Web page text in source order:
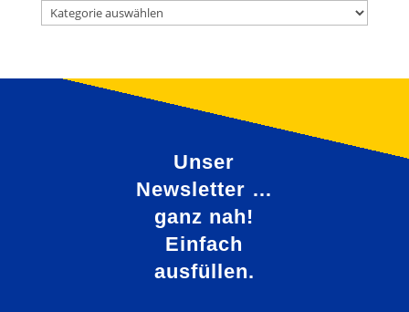
Kategorien
Unser
Newsletter …
ganz nah!
Einfach
ausfüllen.